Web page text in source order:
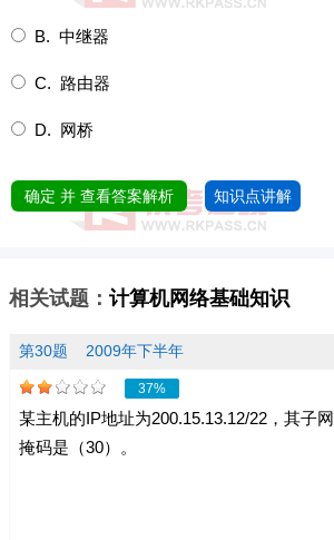
B. 中继器
C. 路由器
D. 网桥
确定 并 查看答案解析 知识点讲解
相关试题： 计算机网络基础知识
第30题 2009年下半年
37%
某主机的IP地址为200.15.13.12/22，其子网
掩码是（30）。